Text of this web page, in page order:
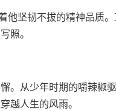
他坚韧不拔的精神品质
照。
。从少年时期的嚼辣椒
越人生的风雨。